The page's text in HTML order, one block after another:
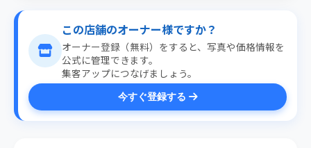
この店舗のオーナー様ですか？
オーナー登録（無料）をすると、写真や価格情報を
公式に管理できます。
集客アップにつなげましょう。
今すぐ登録する